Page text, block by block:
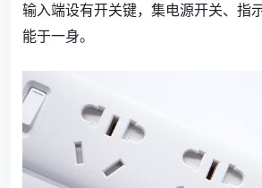
输入端设有开关键，集电源开关、指
能于一身。